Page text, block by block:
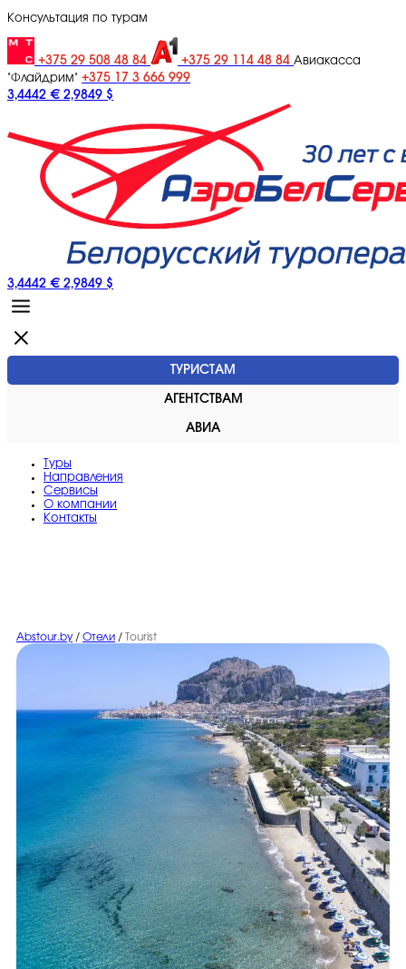
Консультация по турам
+375 29 508 48 84 +375 29 114 48 84 Авиакасса
"Флайдрим" +375 17 3 666 999
3,4442 € 2,9849 $
3,4442 € 2,9849 $
ТУРИСТАМ
АГЕНТСТВАМ
АВИА
Туры
Направления
Сервисы
O компании
Контакты
Abstour.by / Отели / Tourist